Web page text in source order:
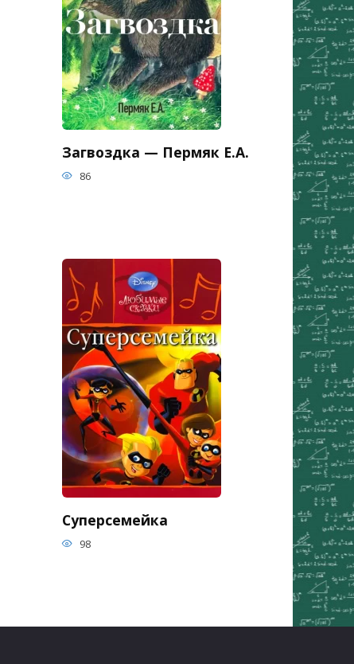
Загвоздка — Пермяк Е.А.
86
Суперсемейка
98